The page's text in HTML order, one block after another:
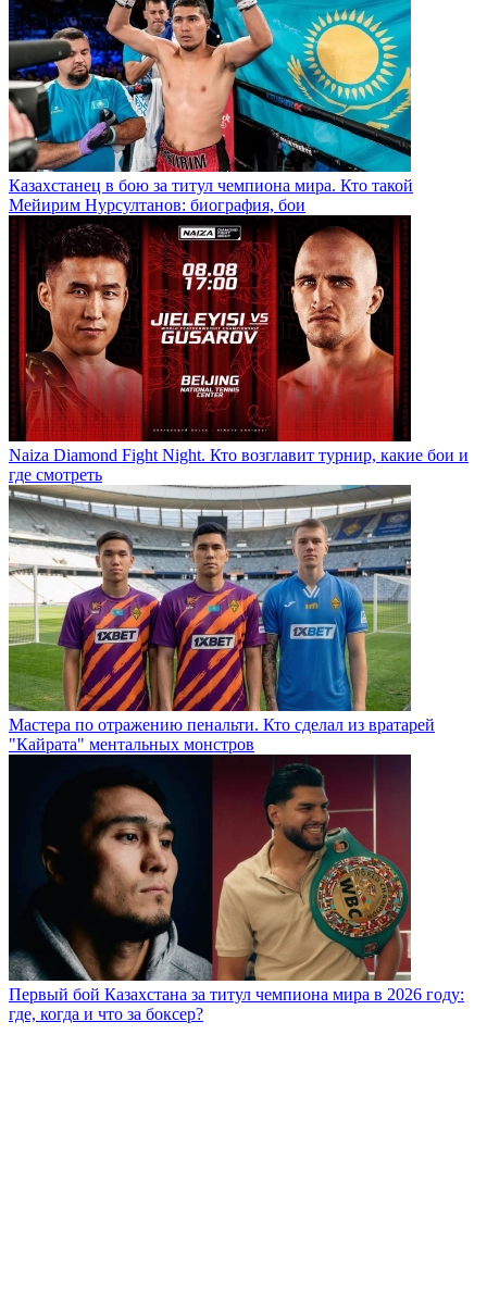
Казахстанец в бою за титул чемпиона мира. Кто такой
Мейирим Нурсултанов: биография, бои
Naiza Diamond Fight Night. Кто возглавит турнир, какие бои и
где смотреть
Мастера по отражению пенальти. Кто сделал из вратарей
"Кайрата" ментальных монстров
Первый бой Казахстана за титул чемпиона мира в 2026 году:
где, когда и что за боксер?